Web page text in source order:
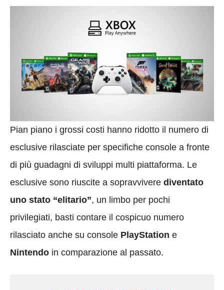
Pian piano i grossi costi hanno ridotto il numero di
esclusive rilasciate per specifiche console a fronte
di più guadagni di sviluppi multi piattaforma. Le
esclusive sono riuscite a sopravvivere diventato
uno stato “elitario”, un limbo per pochi
privilegiati, basti contare il cospicuo numero
rilasciato anche su console PlayStation e
Nintendo in comparazione al passato.